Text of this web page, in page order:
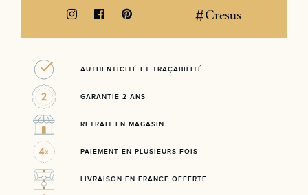
#Cresus
AUTHENTICITÉ ET TRAÇABILITÉ
GARANTIE 2 ANS
RETRAIT EN MAGASIN
PAIEMENT EN PLUSIEURS FOIS
LIVRAISON EN FRANCE OFFERTE